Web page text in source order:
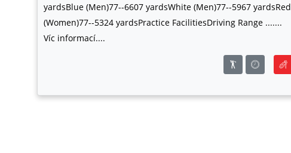
yardsBlue (Men)77--6607 yardsWhite (Men)77--5967 yardsRed
(Women)77--5324 yardsPractice FacilitiesDriving Range .......
Víc informací....